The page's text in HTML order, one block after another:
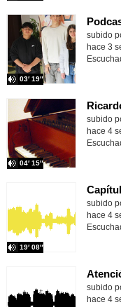
subido
03′ 19″
hace 3
subido
04′ 15″
hace 4
subido
19′ 08″
hace 4
subido
hace 4